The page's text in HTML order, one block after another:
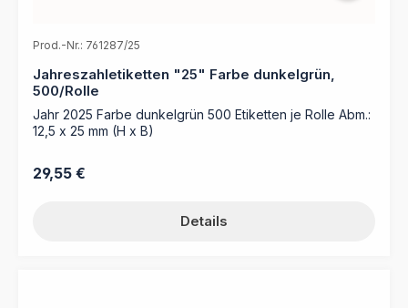
Prod.-Nr.: 761287/25
Jahreszahletiketten "25" Farbe dunkelgrün,
500/Rolle
Jahr 2025 Farbe dunkelgrün 500 Etiketten je Rolle Abm.:
12,5 x 25 mm (H x B)
Regulärer Preis:
29,55 €
Details